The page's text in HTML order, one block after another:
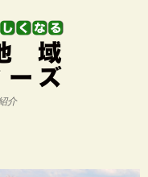
介